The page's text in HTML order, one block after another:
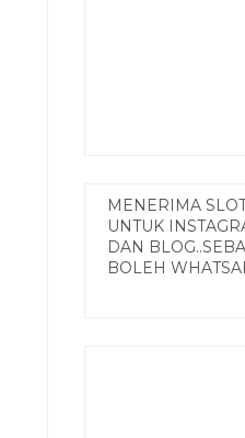
MENERIMA
UNTUK
DAN
BOLEH